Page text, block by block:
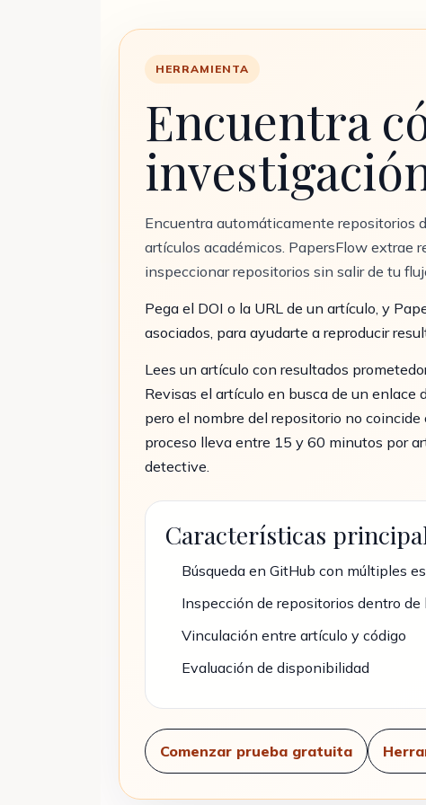
HERRAMIENTA
Encuentra
Encuentra automáticamente repositorios
artículos académicos. PapersFlow extrae
inspeccionar repositorios sin salir de tu
Pega el DOI o la URL de un artículo, y
asociados, para ayudarte a reproducir
Lees un artículo con resultados
Revisas el artículo en busca de un enlace
pero el nombre del repositorio no
proceso lleva entre 15 y 60 minutos por
detective.
Características
Búsqueda en GitHub con múltiples
Inspección de repositorios dentro de
Vinculación entre artículo y código
Evaluación de disponibilidad
Comenzar prueba gratuita